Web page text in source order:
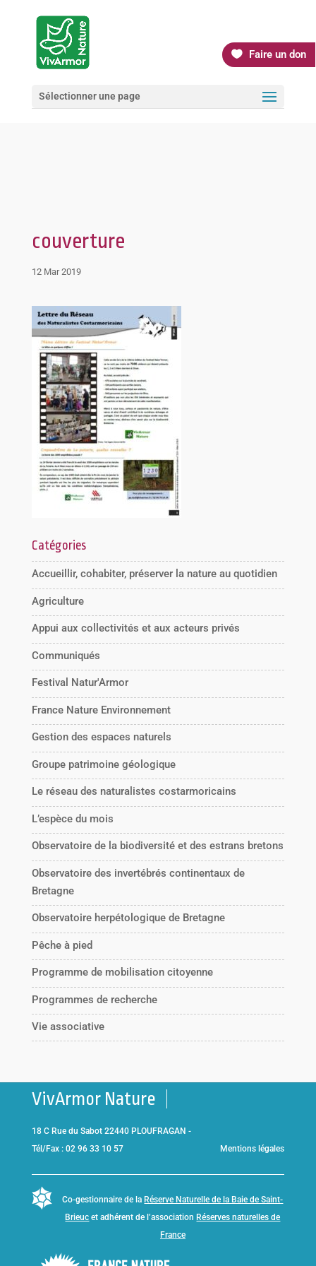
Faire un don
Sélectionner une page
couverture
12 Mar 2019
Catégories
Accueillir, cohabiter, préserver la nature au quotidien
Agriculture
Appui aux collectivités et aux acteurs privés
Communiqués
Festival Natur'Armor
France Nature Environnement
Gestion des espaces naturels
Groupe patrimoine géologique
Le réseau des naturalistes costarmoricains
L’espèce du mois
Observatoire de la biodiversité et des estrans bretons
Observatoire des invertébrés continentaux de
Bretagne
Observatoire herpétologique de Bretagne
Pêche à pied
Programme de mobilisation citoyenne
Programmes de recherche
Vie associative
VivArmor Nature
18 C Rue du Sabot 22440 PLOUFRAGAN -
Tél/Fax : 02 96 33 10 57
Mentions légales
Co-gestionnaire de la Réserve Naturelle de la Baie de Saint-
Brieuc et adhérent de l’association Réserves naturelles de
France